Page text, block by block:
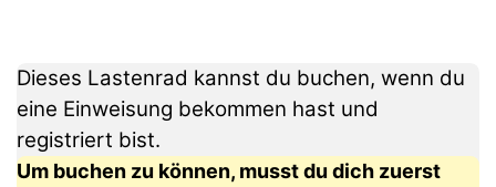
Dieses Lastenrad kannst du buchen, wenn du
eine Einweisung bekommen hast und
registriert bist.
Um buchen zu können, musst du dich zuerst